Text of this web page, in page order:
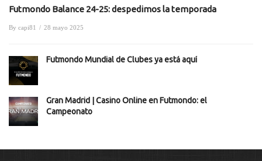
Futmondo Balance 24-25: despedimos la temporada
By capi81 / 28 mayo 2025
Futmondo Mundial de Clubes ya está aquí
Gran Madrid | Casino Online en Futmondo: el
Campeonato